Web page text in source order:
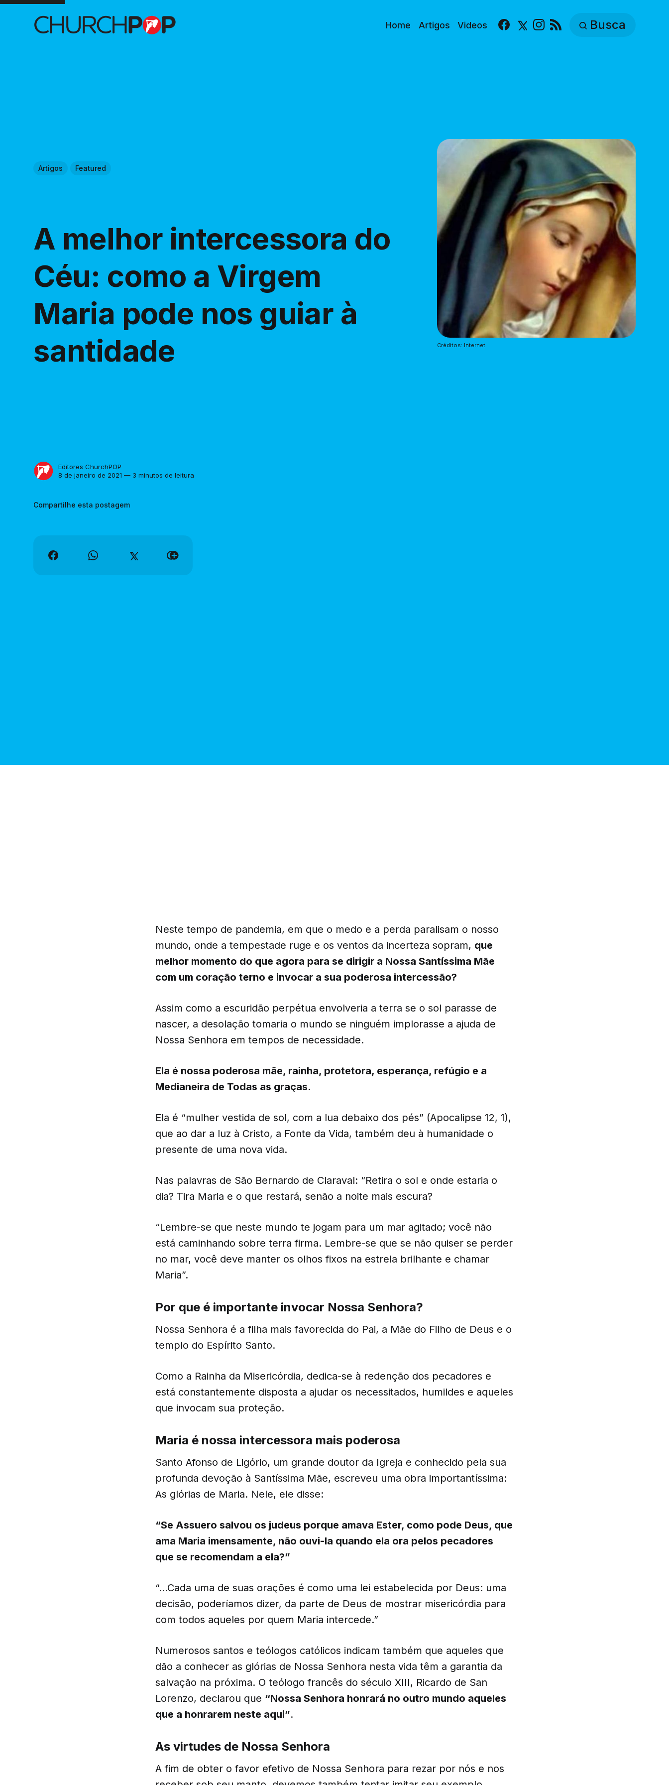
Home Artigos Videos Facebook
X Instagram Busca
Artigos Featured
A melhor intercessora do
Céu: como a Virgem
Maria pode nos guiar à
santidade
Editores ChurchPOP
8 de janeiro de 2021 — 3 minutos de leitura
Compartilhe esta postagem
Créditos: Internet
Neste tempo de pandemia, em que o medo e a perda paralisam o nosso
mundo, onde a tempestade ruge e os ventos da incerteza sopram, que
melhor momento do que agora para se dirigir a Nossa Santíssima Mãe
com um coração terno e invocar a sua poderosa intercessão?
Assim como a escuridão perpétua envolveria a terra se o sol parasse de
nascer, a desolação tomaria o mundo se ninguém implorasse a ajuda de
Nossa Senhora em tempos de necessidade.
Ela é nossa poderosa mãe, rainha, protetora, esperança, refúgio e a
Medianeira de Todas as graças.
Ela é “mulher vestida de sol, com a lua debaixo dos pés” (Apocalipse 12, 1),
que ao dar a luz à Cristo, a Fonte da Vida, também deu à humanidade o
presente de uma nova vida.
Nas palavras de São Bernardo de Claraval: “Retira o sol e onde estaria o
dia? Tira Maria e o que restará, senão a noite mais escura?
“Lembre-se que neste mundo te jogam para um mar agitado; você não
está caminhando sobre terra firma. Lembre-se que se não quiser se perder
no mar, você deve manter os olhos fixos na estrela brilhante e chamar
Maria”.
Por que é importante invocar Nossa Senhora?
Nossa Senhora é a filha mais favorecida do Pai, a Mãe do Filho de Deus e o
templo do Espírito Santo.
Como a Rainha da Misericórdia, dedica-se à redenção dos pecadores e
está constantemente disposta a ajudar os necessitados, humildes e aqueles
que invocam sua proteção.
Maria é nossa intercessora mais poderosa
Santo Afonso de Ligório, um grande doutor da Igreja e conhecido pela sua
profunda devoção à Santíssima Mãe, escreveu uma obra importantíssima:
As glórias de Maria. Nele, ele disse:
“Se Assuero salvou os judeus porque amava Ester, como pode Deus, que
ama Maria imensamente, não ouvi-la quando ela ora pelos pecadores
que se recomendam a ela?”
“…Cada uma de suas orações é como uma lei estabelecida por Deus: uma
decisão, poderíamos dizer, da parte de Deus de mostrar misericórdia para
com todos aqueles por quem Maria intercede.”
Numerosos santos e teólogos católicos indicam também que aqueles que
dão a conhecer as glórias de Nossa Senhora nesta vida têm a garantia da
salvação na próxima. O teólogo francês do século XIII, Ricardo de San
Lorenzo, declarou que “Nossa Senhora honrará no outro mundo aqueles
que a honrarem neste aqui”.
As virtudes de Nossa Senhora
A fim de obter o favor efetivo de Nossa Senhora para rezar por nós e nos